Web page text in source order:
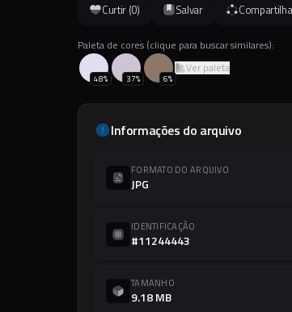
Curtir (0) Salvar
Paleta de cores (clique para buscar similares):
48% 37% 6%
Ver paleta
Informações do arquivo
FORMATO DO ARQUIVO
JPG
IDENTIFICAÇÃO
#11244443
TAMANHO
9.18 MB